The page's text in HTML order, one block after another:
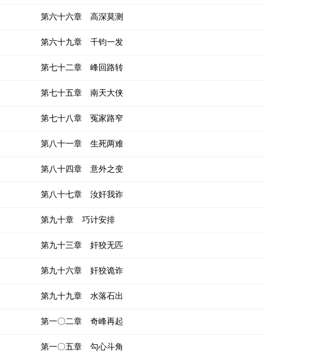
第六十六章 高深莫测
第六十九章 千钧一发
第七十二章 峰回路转
第七十五章 南天大侠
第七十八章 冤家路窄
第八十一章 生死两难
第八十四章 意外之变
第八十七章 汝奸我诈
第九十章 巧计安排
第九十三章 奸狡无匹
第九十六章 奸狡诡诈
第九十九章 水落石出
第一〇二章 奇峰再起
第一〇五章 勾心斗角